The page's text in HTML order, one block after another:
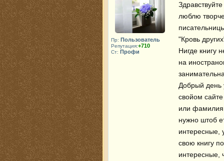
Пр: Пользователь
Репутация:+710
Ст: Профи
люблю
"Кровь
Нигде книгу
на
Добрый день
свойом
или фамилия
нужно штоб
интересные,
свою книгу
интересные,